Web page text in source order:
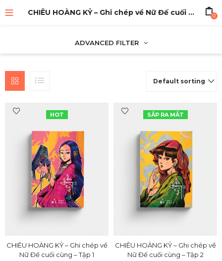
CHIÊU HOÀNG KỶ – Ghi chép về Nữ Đế cuối cùng – Tập 1 0
ADVANCED FILTER
Default sorting
HOT
CHIÊU HOÀNG KỶ – Ghi chép về
Nữ Đế cuối cùng – Tập 1
SẮP RA MẮT
CHIÊU HOÀNG KỶ – Ghi chép về
Nữ Đế cuối cùng – Tập 2